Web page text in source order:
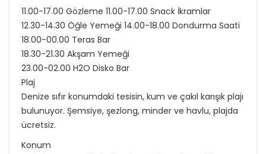
11.00-17.00 Gözleme 11.00-17.00 Snack İkramlar
12.30-14.30 Öğle Yemeği 14.00-18.00 Dondurma Saati
18.00-00.00 Teras Bar
18.30-21.30 Akşam Yemeği
23.00-02.00 H2O Disko Bar
Plaj
Denize sıfır konumdaki tesisin, kum ve çakıl karışık plajı
bulunuyor. Şemsiye, şezlong, minder ve havlu, plajda
ücretsiz.
Konum